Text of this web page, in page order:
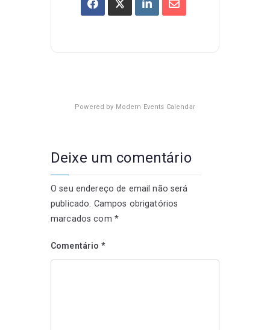
Powered by Modern Events Calendar
Deixe um comentário
O seu endereço de email não será
publicado. Campos obrigatórios
marcados com *
Comentário *